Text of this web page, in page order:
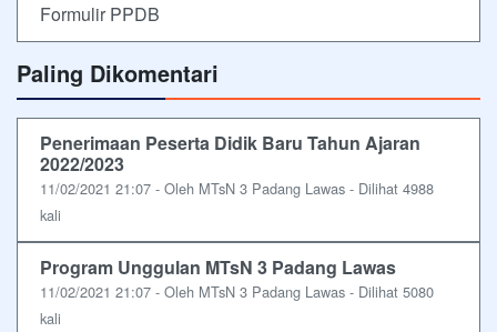
Formulir PPDB
Paling Dikomentari
Penerimaan Peserta Didik Baru Tahun Ajaran
2022/2023
11/02/2021 21:07 - Oleh MTsN 3 Padang Lawas - Dilihat 4988
kali
Program Unggulan MTsN 3 Padang Lawas
11/02/2021 21:07 - Oleh MTsN 3 Padang Lawas - Dilihat 5080
kali